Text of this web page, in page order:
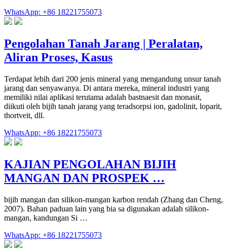
WhatsApp: +86 18221755073
Pengolahan Tanah Jarang | Peralatan,
Aliran Proses, Kasus
Terdapat lebih dari 200 jenis mineral yang mengandung unsur tanah
jarang dan senyawanya. Di antara mereka, mineral industri yang
memiliki nilai aplikasi terutama adalah bastnaesit dan monasit,
diikuti oleh bijih tanah jarang yang teradsorpsi ion, gadolinit, loparit,
thortveit, dll.
WhatsApp: +86 18221755073
KAJIAN PENGOLAHAN BIJIH
MANGAN DAN PROSPEK …
bijih mangan dan silikon-mangan karbon rendah (Zhang dan Cheng,
2007). Bahan paduan lain yang bia sa digunakan adalah silikon-
mangan, kandungan Si …
WhatsApp: +86 18221755073